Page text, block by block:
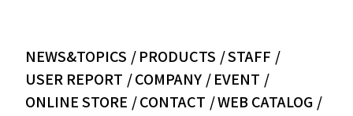
NEWS&TOPICS PRODUCTS
STAFF
USER REPORT
COMPANY
EVENT
ONLINE STORE
CONTACT
WEB CATALOG